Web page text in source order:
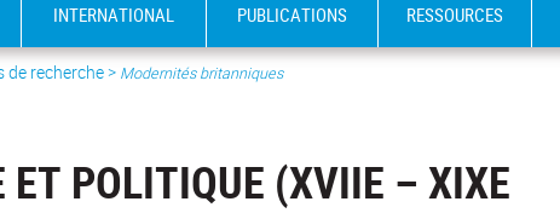
INTERNATIONAL PUBLICATIONS RESSOURCES
de recherche> Modernités britanniques
POLITIQUE (XVIIE – XIXE